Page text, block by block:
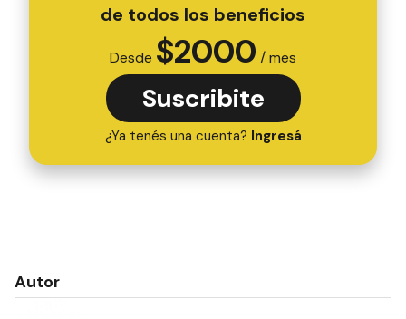
de todos los beneficios
Desde $2000 / mes
Suscribite
¿Ya tenés una cuenta? Ingresá
Autor